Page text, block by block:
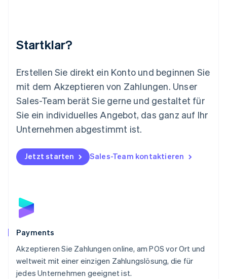
Startklar?
Erstellen Sie direkt ein Konto und beginnen Sie
mit dem Akzeptieren von Zahlungen. Unser
Sales-Team berät Sie gerne und gestaltet für
Sie ein individuelles Angebot, das ganz auf Ihr
Unternehmen abgestimmt ist.
Jetzt starten Sales-Team kontaktieren
Payments
Akzeptieren Sie Zahlungen online, am POS vor Ort und
weltweit mit einer einzigen Zahlungslösung, die für
jedes Unternehmen geeignet ist.
Mexiko
English
Niederlande
Nederlands English
Norwegen
English
Österreich
Polen
English
Portugal
Schweden
Schweiz
Singapur
English简体中文
Slowakei